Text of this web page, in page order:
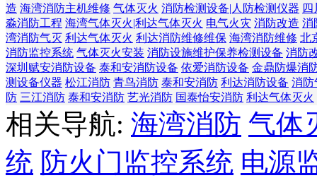
造 海湾消防主机维修 气体灭火 消防检测设备|人防检测仪器
淼消防工程 海湾气体灭火|利达气体灭火 电气火灾 消防改造 消
湾消防气灭 利达气体灭火 利达消防维修维保 海湾消防维修 北
消防监控系统 气体灭火安装 消防设施维护保养检测设备 消防
深圳赋安消防设备 泰和安消防设备 依爱消防设备 金鼎防爆消
测设备仪器 松江消防 青鸟消防 泰和安消防 利达消防设备 消防
防 三江消防 泰和安消防 艺光消防 国泰怡安消防 利达气体灭火
相关导航: 海湾消防 气体
统 防火门监控系统 电源